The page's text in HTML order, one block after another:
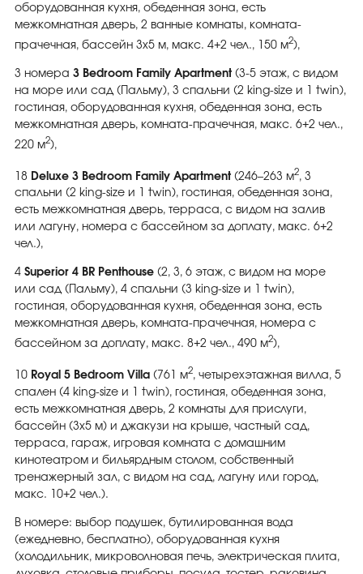
оборудованная кухня, обеденная зона, есть
межкомнатная дверь, 2 ванные комнаты, комната-
прачечная, бассейн 3х5 м, макс. 4+2 чел., 150 м2),
3 номера 3 Bedroom Family Apartment (3-5 этаж, с видом
на море или сад (Пальму), 3 спальни (2 king-size и 1 twin),
гостиная, оборудованная кухня, обеденная зона, есть
межкомнатная дверь, комната-прачечная, макс. 6+2 чел.,
220 м2),
18 Deluxe 3 Bedroom Family Apartment (246–263 м2, 3
спальни (2 king-size и 1 twin), гостиная, обеденная зона,
есть межкомнатная дверь, терраса, с видом на залив
или лагуну, номера с бассейном за доплату, макс. 6+2
чел.),
4 Superior 4 BR Penthouse (2, 3, 6 этаж, с видом на море
или сад (Пальму), 4 спальни (3 king-size и 1 twin),
гостиная, оборудованная кухня, обеденная зона, есть
межкомнатная дверь, комната-прачечная, номера с
бассейном за доплату, макс. 8+2 чел., 490 м2),
10 Royal 5 Bedroom Villa (761 м2, четырехэтажная вилла, 5
спален (4 king-size и 1 twin), гостиная, обеденная зона,
есть межкомнатная дверь, 2 комнаты для прислуги,
бассейн (3х5 м) и джакузи на крыше, частный сад,
терраса, гараж, игровая комната с домашним
кинотеатром и бильярдным столом, собственный
тренажерный зал, с видом на сад, лагуну или город,
макс. 10+2 чел.).
В номере: выбор подушек, бутилированная вода
(ежедневно, бесплатно), оборудованная кухня
(холодильник, микроволновая печь, электрическая плита,